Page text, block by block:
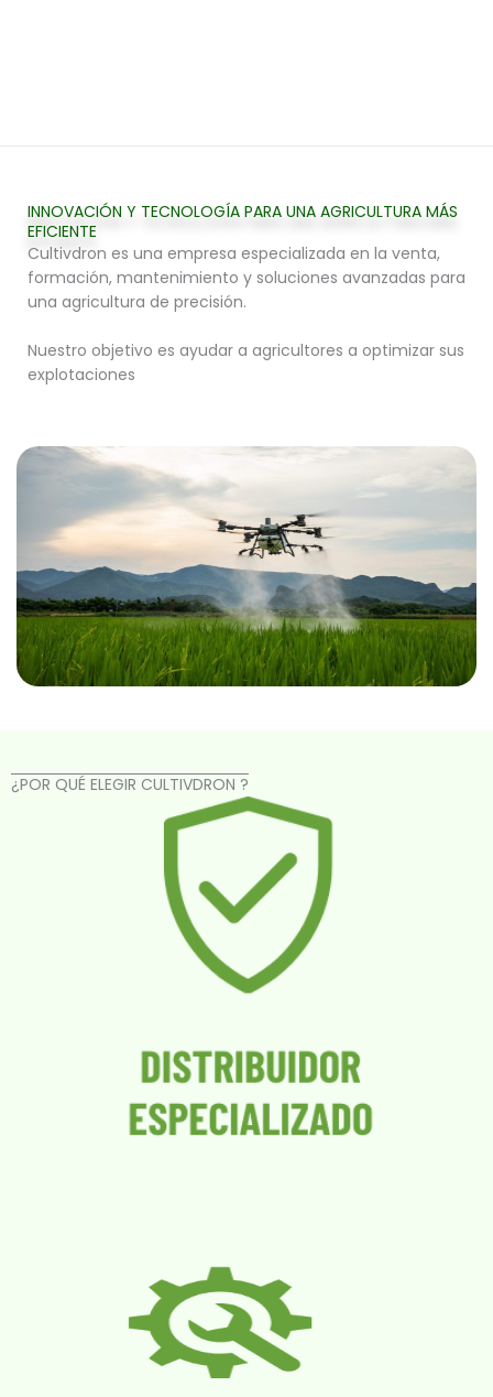
INNOVACIÓN Y TECNOLOGÍA PARA UNA AGRICULTURA MÁS
EFICIENTE
Cultivdron es una empresa especializada en la venta,
formación, mantenimiento y soluciones avanzadas para
una agricultura de precisión.
Nuestro objetivo es ayudar a agricultores a optimizar sus
explotaciones
¿POR QUÉ ELEGIR CULTIVDRON ?